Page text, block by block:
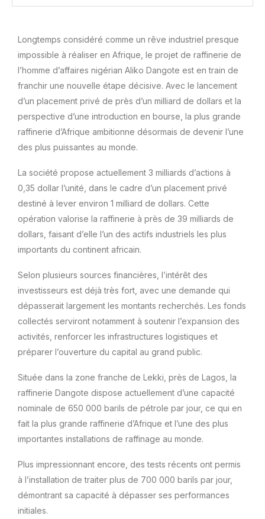
Longtemps considéré comme un rêve industriel presque
impossible à réaliser en Afrique, le projet de raffinerie de
l’homme d’affaires nigérian Aliko Dangote est en train de
franchir une nouvelle étape décisive. Avec le lancement
d’un placement privé de près d’un milliard de dollars et la
perspective d’une introduction en bourse, la plus grande
raffinerie d’Afrique ambitionne désormais de devenir l’une
des plus puissantes au monde.
La société propose actuellement 3 milliards d’actions à
0,35 dollar l’unité, dans le cadre d’un placement privé
destiné à lever environ 1 milliard de dollars. Cette
opération valorise la raffinerie à près de 39 milliards de
dollars, faisant d’elle l’un des actifs industriels les plus
importants du continent africain.
Selon plusieurs sources financières, l’intérêt des
investisseurs est déjà très fort, avec une demande qui
dépasserait largement les montants recherchés. Les fonds
collectés serviront notamment à soutenir l’expansion des
activités, renforcer les infrastructures logistiques et
préparer l’ouverture du capital au grand public.
Située dans la zone franche de Lekki, près de Lagos, la
raffinerie Dangote dispose actuellement d’une capacité
nominale de 650 000 barils de pétrole par jour, ce qui en
fait la plus grande raffinerie d’Afrique et l’une des plus
importantes installations de raffinage au monde.
Plus impressionnant encore, des tests récents ont permis
à l’installation de traiter plus de 700 000 barils par jour,
démontrant sa capacité à dépasser ses performances
initiales.